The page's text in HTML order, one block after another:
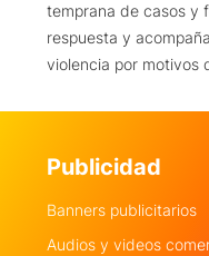
temprana de casos y
respuesta y
violencia por motivos
Publicidad
Banners publicitarios
Audios y videos